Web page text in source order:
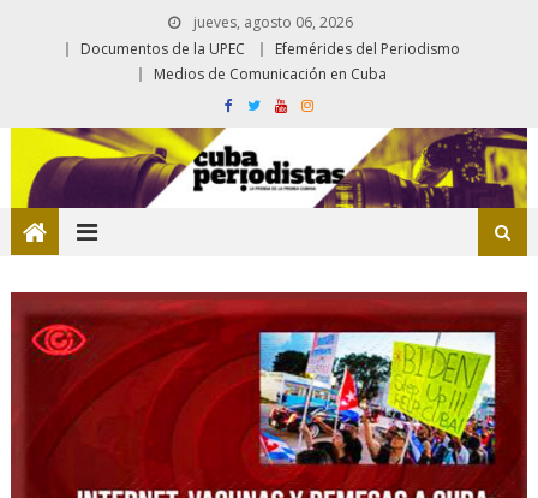
jueves, agosto 06, 2026
Documentos de la UPEC
Efemérides del Periodismo
Medios de Comunicación en Cuba